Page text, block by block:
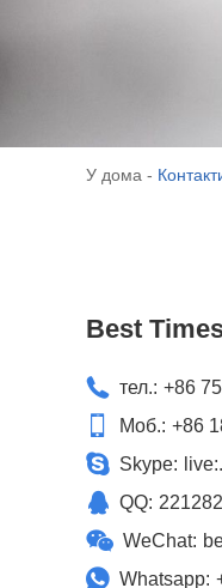
У дома -
Best
тел.: +86
Моб.: +86
Skype:
QQ:
WeChat:
Whatsapp: